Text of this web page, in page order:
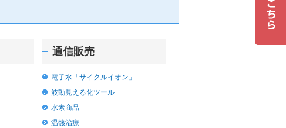
通信販売
電子水「サイクルイオン」
波動見える化ツール
水素商品
温熱治療